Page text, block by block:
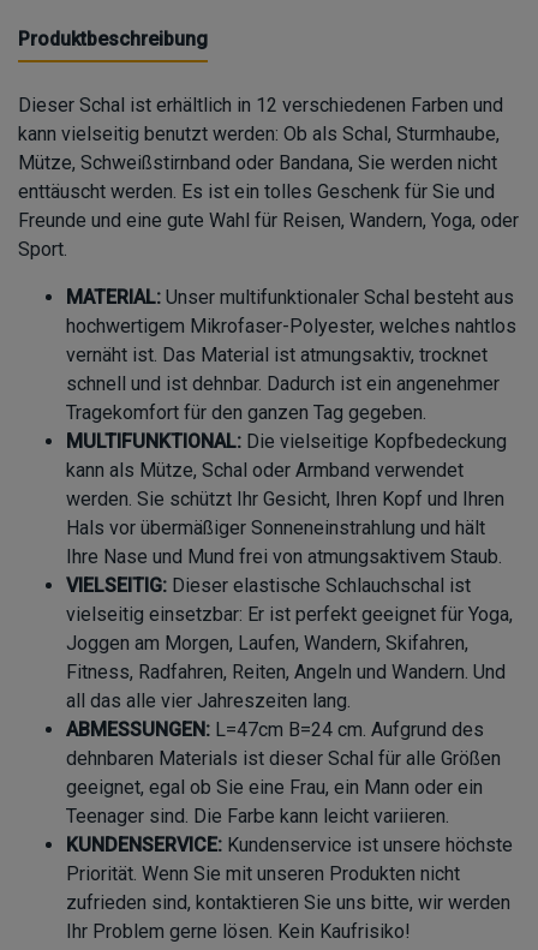
Produktbeschreibung
Dieser Schal ist erhältlich in 12 verschiedenen Farben und
kann vielseitig benutzt werden: Ob als Schal, Sturmhaube,
Mütze, Schweißstirnband oder Bandana, Sie werden nicht
enttäuscht werden. Es ist ein tolles Geschenk für Sie und
Freunde und eine gute Wahl für Reisen, Wandern, Yoga, oder
Sport.
MATERIAL: Unser multifunktionaler Schal besteht aus
hochwertigem Mikrofaser-Polyester, welches nahtlos
vernäht ist. Das Material ist atmungsaktiv, trocknet
schnell und ist dehnbar. Dadurch ist ein angenehmer
Tragekomfort für den ganzen Tag gegeben.
MULTIFUNKTIONAL: Die vielseitige Kopfbedeckung
kann als Mütze, Schal oder Armband verwendet
werden. Sie schützt Ihr Gesicht, Ihren Kopf und Ihren
Hals vor übermäßiger Sonneneinstrahlung und hält
Ihre Nase und Mund frei von atmungsaktivem Staub.
VIELSEITIG: Dieser elastische Schlauchschal ist
vielseitig einsetzbar: Er ist perfekt geeignet für Yoga,
Joggen am Morgen, Laufen, Wandern, Skifahren,
Fitness, Radfahren, Reiten, Angeln und Wandern. Und
all das alle vier Jahreszeiten lang.
ABMESSUNGEN: L=47cm B=24 cm. Aufgrund des
dehnbaren Materials ist dieser Schal für alle Größen
geeignet, egal ob Sie eine Frau, ein Mann oder ein
Teenager sind. Die Farbe kann leicht variieren.
KUNDENSERVICE: Kundenservice ist unsere höchste
Priorität. Wenn Sie mit unseren Produkten nicht
zufrieden sind, kontaktieren Sie uns bitte, wir werden
Ihr Problem gerne lösen. Kein Kaufrisiko!